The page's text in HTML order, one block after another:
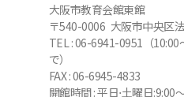
大阪市教育会館東館
〒540-0006 大阪市中央区
TEL : 06-6941-0951（10:00
で）
FAX : 06-6945-4833
開館時間 : 平日⋅土曜日:9:00